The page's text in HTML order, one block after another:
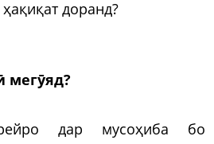
доранд?
мегӯяд?
дар мусоҳиба бо